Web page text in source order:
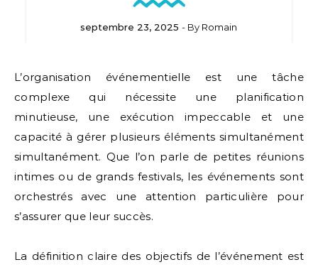
septembre 23, 2025 - By Romain
L’organisation événementielle est une tâche
complexe qui nécessite une planification
minutieuse, une exécution impeccable et une
capacité à gérer plusieurs éléments simultanément
simultanément. Que l’on parle de petites réunions
intimes ou de grands festivals, les événements sont
orchestrés avec une attention particulière pour
s’assurer que leur succès.
La définition claire des objectifs de l’événement est